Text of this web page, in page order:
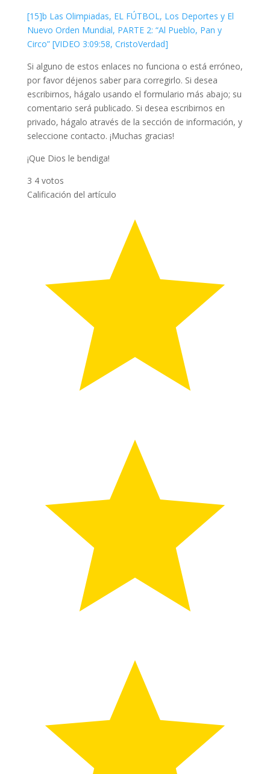
[15]b Las Olimpiadas, EL FÚTBOL, Los Deportes y El
Nuevo Orden Mundial, PARTE 2: “Al Pueblo, Pan y
Circo” [VIDEO 3:09:58, CristoVerdad]
Si alguno de estos enlaces no funciona o está erróneo,
por favor déjenos saber para corregirlo. Si desea
escribirnos, hágalo usando el formulario más abajo; su
comentario será publicado. Si desea escribirnos en
privado, hágalo através de la sección de información, y
seleccione contacto. ¡Muchas gracias!
¡Que Dios le bendiga!
3 4 votos
Calificación del artículo